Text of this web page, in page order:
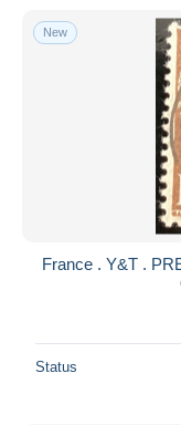
New
France . Y&T .
Status